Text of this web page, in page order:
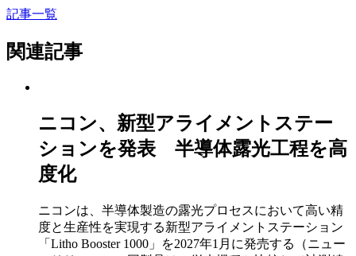
記事一覧
関連記事
ニコン、新型アライメントステー
ションを発表 半導体露光工程を高
度化
ニコンは、半導体製造の露光プロセスにおいて高い精
度と生産性を実現する新型アライメントステーション
「Litho Booster 1000」を2027年1月に発売する（ニュー